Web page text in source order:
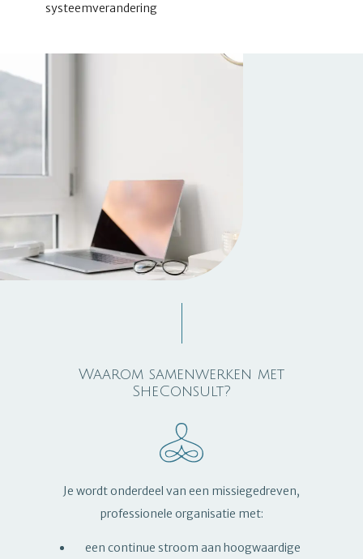
systeemverandering
Waarom samenwerken met
SheConsult?
Je wordt onderdeel van een missiegedreven,
professionele organisatie met:
een continue stroom aan hoogwaardige